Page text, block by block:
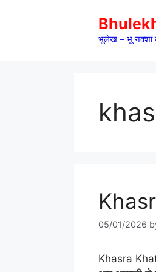
भूलेख – भू नक्शा
05/01/2026
Khasra